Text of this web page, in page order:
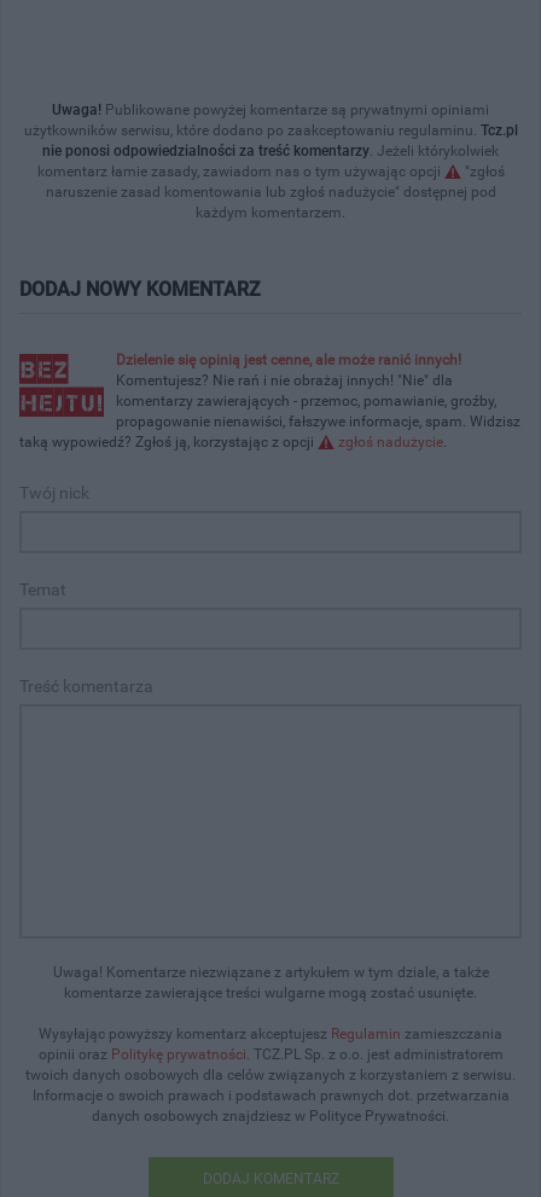
Uwaga! Publikowane powyżej komentarze są prywatnymi opiniami
użytkowników serwisu, które dodano po zaakceptowaniu regulaminu. Tcz.pl
nie ponosi odpowiedzialności za treść komentarzy. Jeżeli którykolwiek
komentarz łamie zasady, zawiadom nas o tym używając opcji
"zgłoś
naruszenie zasad komentowania lub zgłoś nadużycie" dostępnej pod
każdym komentarzem.
DODAJ NOWY KOMENTARZ
Dzielenie się opinią jest cenne, ale może ranić innych!
Komentujesz? Nie rań i nie obrażaj innych! "Nie" dla
komentarzy zawierających - przemoc, pomawianie, groźby,
propagowanie nienawiści, fałszywe informacje, spam. Widzisz
taką wypowiedź? Zgłoś ją, korzystając z opcji
zgłoś nadużycie.
Twój nick
Temat
Treść komentarza
Uwaga! Komentarze niezwiązane z artykułem w tym dziale, a także
komentarze zawierające treści wulgarne mogą zostać usunięte.
Wysyłając powyższy komentarz akceptujesz Regulamin zamieszczania
opinii oraz Politykę prywatności. TCZ.PL Sp. z o.o. jest administratorem
twoich danych osobowych dla celów związanych z korzystaniem z serwisu.
Informacje o swoich prawach i podstawach prawnych dot. przetwarzania
danych osobowych znajdziesz w Polityce Prywatności.
DODAJ KOMENTARZ